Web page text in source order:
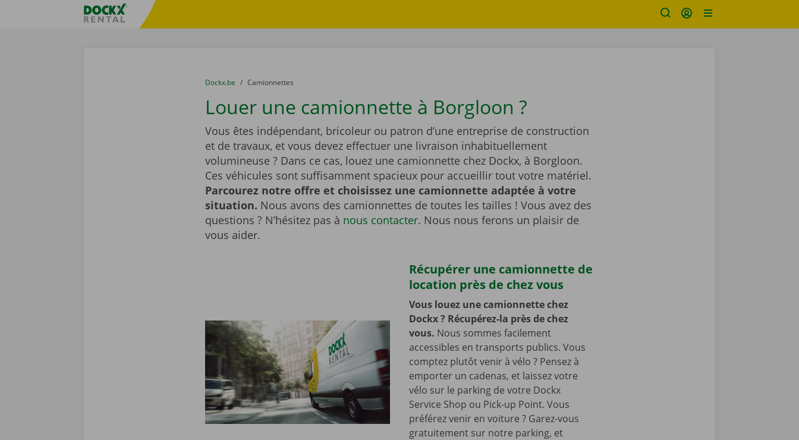
sitename
You are here:
du
Dockx.be to
Camionnettes
Louer une camionnette à Borgloon ?
Vous êtes indépendant, bricoleur ou patron d’une entreprise de construction
et de travaux, et vous devez effectuer une livraison inhabituellement
volumineuse ? Dans ce cas, louez une camionnette chez Dockx, à Borgloon.
Ces véhicules sont suffisamment spacieux pour accueillir tout votre matériel.
Parcourez notre offre et choisissez une camionnette adaptée à votre
situation. Nous avons des camionnettes de toutes les tailles ! Vous avez des
questions ? N’hésitez pas à nous contacter. Nous nous ferons un plaisir de
vous aider.
Récupérer une camionnette de
location près de chez vous
Vous louez une camionnette chez
Dockx ? Récupérez-la près de chez
vous. Nous sommes facilement
accessibles en transports publics. Vous
comptez plutôt venir à vélo ? Pensez à
emporter un cadenas, et laissez votre
vélo sur le parking de votre Dockx
Service Shop ou Pick-up Point. Vous
préférez venir en voiture ? Garez-vous
gratuitement sur notre parking, et